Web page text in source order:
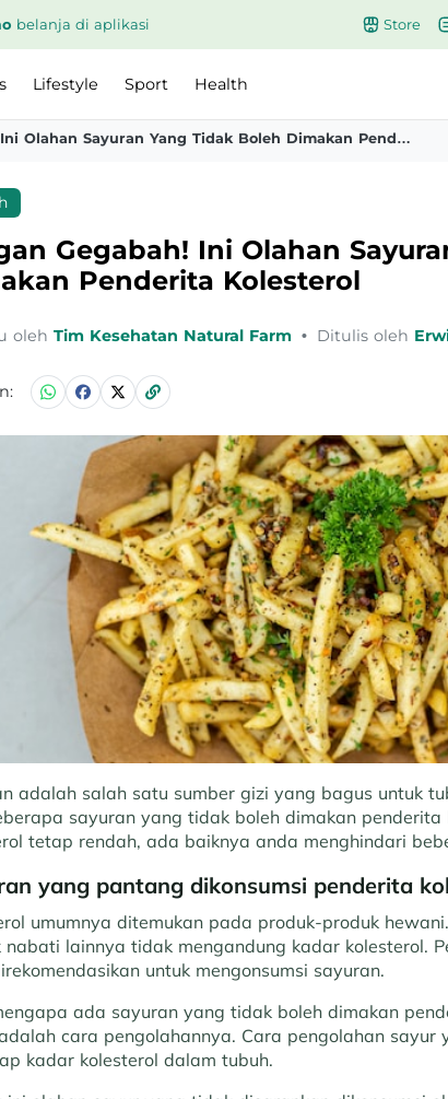
belanja di aplikasi Store
Lifestyle Sport Health
Jangan Gegabah Ini Olahan Sayuran Yang Tidak Boleh Dimakan Penderita Kolesterol
Gegabah! Ini Olahan
Penderita Kolesterol
oleh Tim Kesehatan Natural Farm • Ditulis oleh
adalah salah satu sumber gizi yang bagus untuk
sayuran yang tidak boleh dimakan
tetap rendah, ada baiknya anda menghindari
yang pantang dikonsumsi penderita
umumnya ditemukan pada produk-produk
nabati lainnya tidak mengandung kadar kolesterol.
untuk mengonsumsi sayuran.
ada sayuran yang tidak boleh dimakan
cara pengolahannya. Cara pengolahan
kadar kolesterol dalam tubuh.